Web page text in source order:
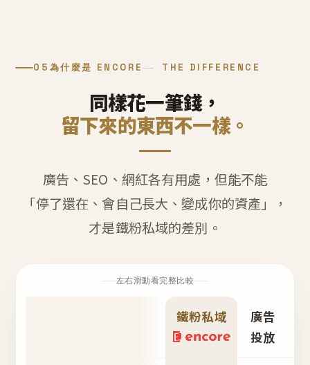
05 為什麼是 ENCORE THE DIFFERENCE
同樣花一筆錢，
留下來的東西不一樣。
廣告、SEO、網紅各有用處，但能不能
「停了還在、會自己長大、變成你的資產」，
才是鐵粉私域的差別。
左右滑動看完整比較
鐵粉私域
廣告
投放